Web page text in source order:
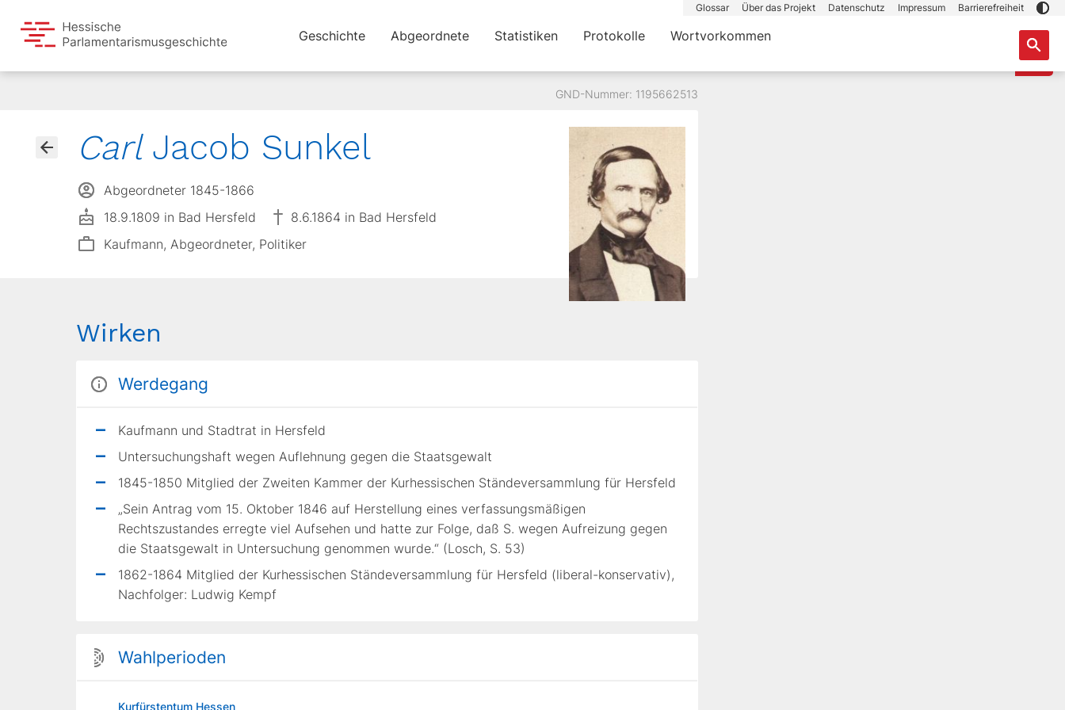
Glossar Über das Projekt Datenschutz Impressum Barrierefreiheit
Geschichte Abgeordnete Statistiken Protokolle Wortvorkommen
GND-Nummer: 1195662513
CarlJacob Sunkel
Abgeordneter 1845-1866
18.9.1809 in Bad Hersfeld
8.6.1864 in Bad Hersfeld
Kaufmann, Abgeordneter, Politiker
Wirken
Werdegang
Kaufmann und Stadtrat in Hersfeld
Untersuchungshaft wegen Auflehnung gegen die Staatsgewalt
1845-1850 Mitglied der Zweiten Kammer der Kurhessischen Ständeversammlung für Hersfeld
„Sein Antrag vom 15. Oktober 1846 auf Herstellung eines verfassungsmäßigen
Rechtszustandes erregte viel Aufsehen und hatte zur Folge, daß S. wegen Aufreizung gegen
die Staatsgewalt in Untersuchung genommen wurde.“ (Losch, S. 53)
1862-1864 Mitglied der Kurhessischen Ständeversammlung für Hersfeld (liberal-konservativ),
Nachfolger: Ludwig Kempf
Wahlperioden
Kurfürstentum Hessen